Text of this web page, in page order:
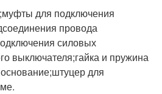
для подключения
провода
силовых
выключателя;гайка и пружина
для